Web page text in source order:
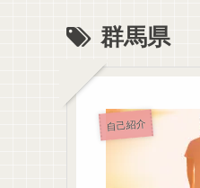
群馬県
自己紹介